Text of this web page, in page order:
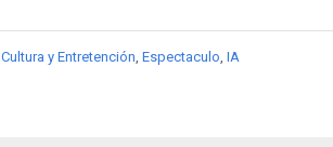
Cultura y Entretención, Espectaculo, IA